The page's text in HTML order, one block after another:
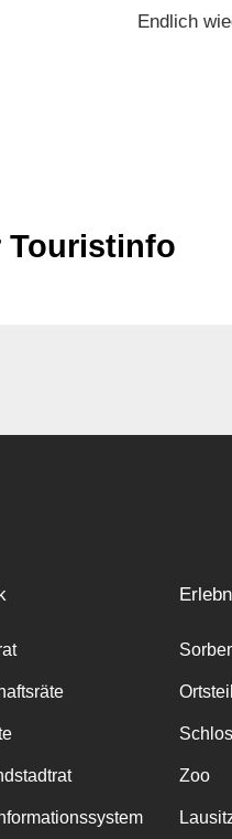
Endlich
Touristinfo
Zoo